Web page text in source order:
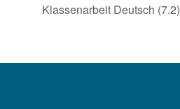
Klassenarbeit Deutsch (7.2)